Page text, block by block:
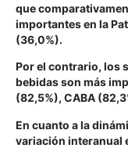
que
importantes en la
(36,0%).
Por el contrario, los
bebidas son más
(82,5%), CABA
En cuanto a la
variación interanual